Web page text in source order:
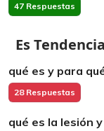
47 Respuestas
Es Tendencia
qué es y para
28 Respuestas
qué es la lesión